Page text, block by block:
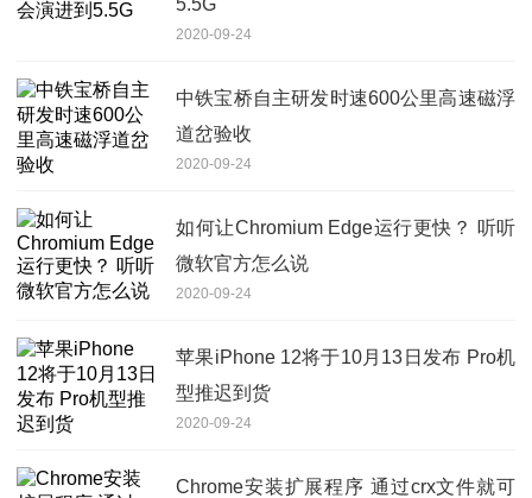
2020-09-24
中铁宝桥自主研发时速600公里高速磁浮
道岔验收
2020-09-24
如何让Chromium Edge运行更快？ 听听
微软官方怎么说
2020-09-24
苹果iPhone 12将于10月13日发布 Pro机
型推迟到货
2020-09-24
Chrome安装扩展程序 通过crx文件就可